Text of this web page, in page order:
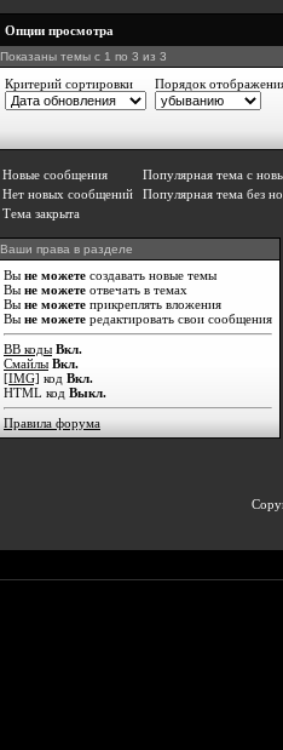
Опции просмотра
Показаны темы с 1 по 3 из 3
Критерий сортировки Порядок
Новые сообщения
Популярная тема с
Нет новых сообщений
Популярная тема без
Тема закрыта
Ваши права в разделе
Вы не можете создавать новые темы
Вы не можете отвечать в темах
Вы не можете прикреплять вложения
Вы не можете редактировать свои сообщения
BB коды Вкл.
Смайлы Вкл.
[IMG] код Вкл.
HTML код Выкл.
Правила форума